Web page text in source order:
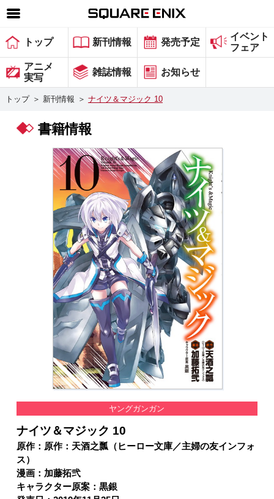
SQUARE ENIX 公式サイトメニュー
ゲーム
マガジン＆ブックス
グッズ
会社情報 採用情報
スクウェア・エニックス サイト内検索
トップ 新刊情報 発売予定
イベント
フェア
アニメ
実写
雑誌情報 お知らせ
トップ ＞ 新刊情報 ＞ ナイツ＆マジック 10
書籍情報
ヤングガンガン
ナイツ＆マジック 10
原作：原作：天酒之瓢（ヒーロー文庫／主婦の友インフォ
ス）
漫画：加藤拓弐
キャラクター原案：黒銀